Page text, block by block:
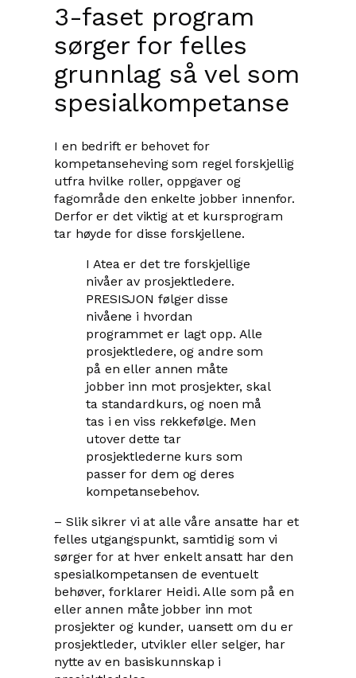
3-faset program
sørger for felles
grunnlag så vel som
spesialkompetanse
I en bedrift er behovet for
kompetanseheving som regel forskjellig
utfra hvilke roller, oppgaver og
fagområde den enkelte jobber innenfor.
Derfor er det viktig at et kursprogram
tar høyde for disse forskjellene.
I Atea er det tre forskjellige
nivåer av prosjektledere.
PRESISJON følger disse
nivåene i hvordan
programmet er lagt opp. Alle
prosjektledere, og andre som
på en eller annen måte
jobber inn mot prosjekter, skal
ta standardkurs, og noen må
tas i en viss rekkefølge. Men
utover dette tar
prosjektlederne kurs som
passer for dem og deres
kompetansebehov.
– Slik sikrer vi at alle våre ansatte har et
felles utgangspunkt, samtidig som vi
sørger for at hver enkelt ansatt har den
spesialkompetansen de eventuelt
behøver, forklarer Heidi. Alle som på en
eller annen måte jobber inn mot
prosjekter og kunder, uansett om du er
prosjektleder, utvikler eller selger, har
nytte av en basiskunnskap i